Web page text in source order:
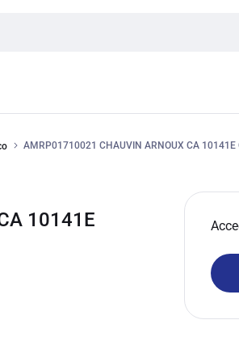
AMRP01710021 CHAUVIN ARNOUX CA 10141E
10141E